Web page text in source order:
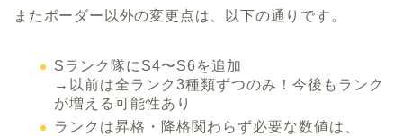
またボーダー以外の変更点は、以下の通りです。
Sランク隊にS4〜S6を追加
→以前は全ランク3種類ずつのみ！今後もランク
が増える可能性あり
ランクは昇格・降格関わらず必要な数値は、